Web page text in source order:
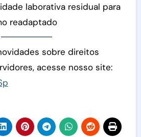
laborativa residual para
readaptado
sobre direitos
acesse nosso site: